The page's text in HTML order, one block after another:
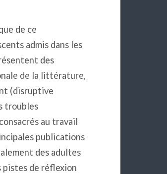
de ce
admis dans les
des
de la littérature,
(disruptive
troubles
au travail
publications
des adultes
pistes de réflexion